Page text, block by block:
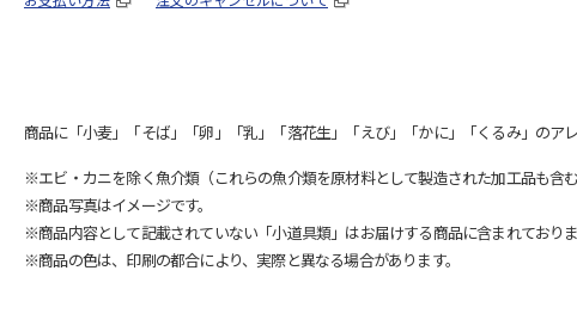
商品に「小麦」「そば」「卵」「乳」「落花生」「えび」「かに」「くるみ」のア
※エビ・カニを除く魚介類（これらの魚介類を原材料として製造された加工品も含
※商品写真はイメージです。
※商品内容として記載されていない「小道具類」はお届けする商品に含まれておりま
※商品の色は、印刷の都合により、実際と異なる場合があります。